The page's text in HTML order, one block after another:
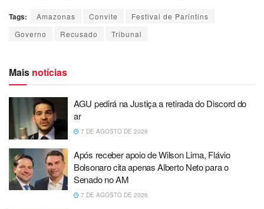
Tags: Amazonas Convite
Festival de Parintins
Governo
Recusado Tribunal
Mais notícias
AGU pedirá na Justiça a retirada do Discord do
ar
7 DE AGOSTO DE 2026
Após receber apoio de Wilson Lima, Flávio
Bolsonaro cita apenas Alberto Neto para o
Senado no AM
7 DE AGOSTO DE 2026